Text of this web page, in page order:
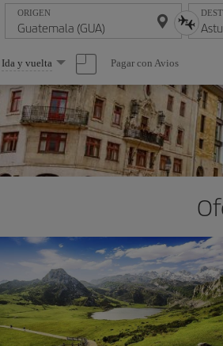
ORIGEN
Seleccione
una
opción
Ida y vuelta Pagar con Avios